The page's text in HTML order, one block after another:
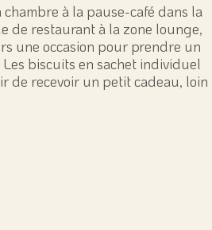
à la pause-café dans la
de restaurant à la zone lounge,
une occasion pour prendre un
biscuits en sachet individuel
de recevoir un petit cadeau, loin